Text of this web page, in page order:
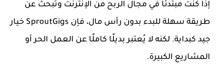
إذا كنت مبتدئًا في مجال الربح من الإنترنت وتبحث عن
طريقة سهلة للبدء بدون رأس مال، فإن SproutGigs خيار
جيد كبداية. لكنه لا يُعتبر بديلًا كاملًا عن العمل الحر أو
المشاريع الكبيرة.